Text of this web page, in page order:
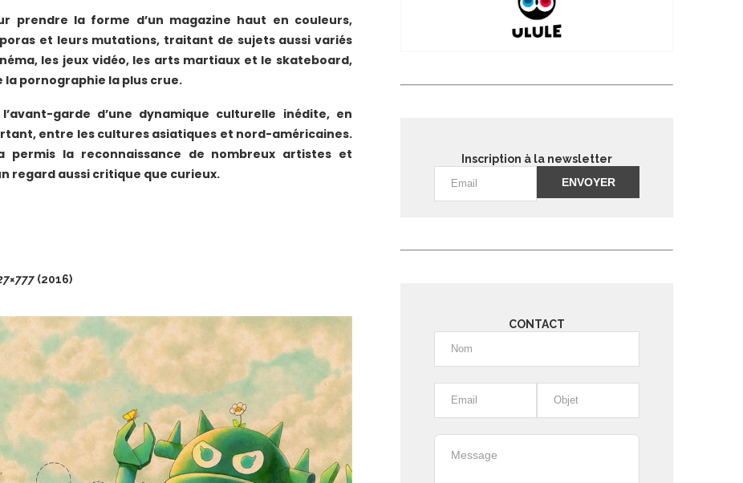
prendre la forme d’un magazine haut en couleurs,
et leurs mutations, traitant de sujets aussi variés
les jeux vidéo, les arts martiaux et le skateboard,
la pornographie la plus crue.
garde d’une dynamique culturelle inédite, en
entre les cultures asiatiques et nord-américaines.
la reconnaissance de nombreux artistes et
regard aussi critique que curieux.
(2016)
Inscription à la newsletter
CONTACT